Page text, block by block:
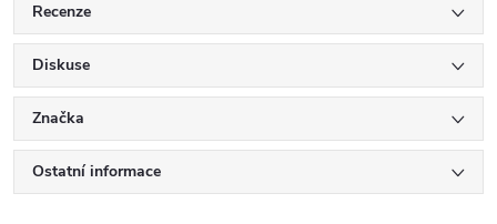
Recenze
Diskuse
Značka
Ostatní informace